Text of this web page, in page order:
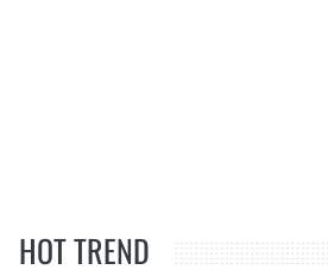
HOT TREND